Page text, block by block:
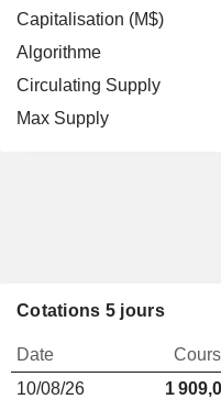
Capitalisation (M$)
Algorithme
Circulating Supply
Max Supply
Cotations 5 jours
Date Cours
10/08/26
1